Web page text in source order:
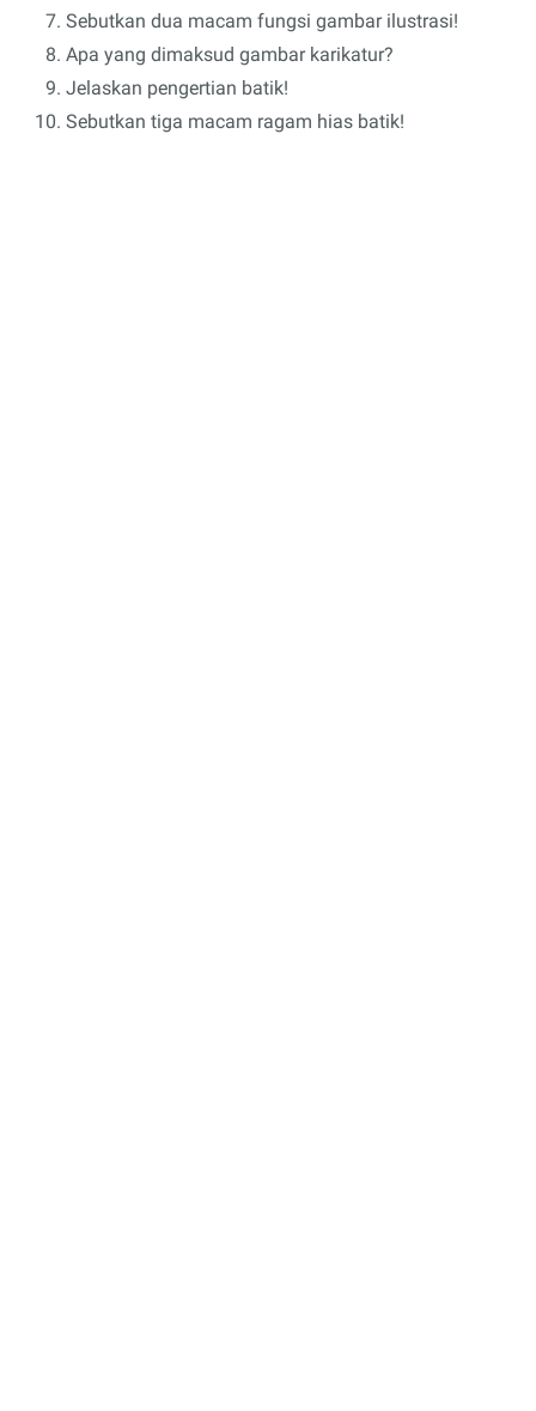
Sebutkan dua macam fungsi gambar ilustrasi!
Apa yang dimaksud gambar karikatur?
Jelaskan pengertian batik!
Sebutkan tiga macam ragam hias batik!